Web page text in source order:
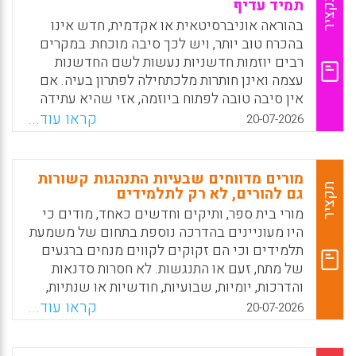
תקציר תמיד עדיף
בהוראה אוניברסיטאית או אקדמית, חדש אינו
בהכרח טוב יותר, ויש לכך סיבה מוכחת: במקרים
רבים יוזמות חדשניות נעשות לשם החדשנות
עצמה ואינן חותרות מלכתחילה לפתרון בעיה. אם
אין סיבה טובה לפתוח ביוזמה, אזי שהיא עתידה
לקטוע את שגרת העבודה לשווא, לגזול משאבים
ואף לבטל תהליכים אלטרנטיביים שיכלו (והיו
צריכים) לקרות. על רקע זה, המאמר מבהיר מהי
חדשנות בהוראה, כיצד רצוי ליישמה, ממה חשוב
להיזהר, מתי כדאי להימנע מחדשנות – ואיך
להתנהל כאשר מבזיק במוחכם רעיון חדשני?
20-07-2026 קראו עוד...
תקציר
מורים מדווחים שבעיות התנהגות קשורות
גם להורים, לא רק לתלמידים
מורי בית ספר, ותיקים וחדשים כאחד, מודים כי
היו מעוניינים בהדרכה נוספת בתחום של משמעת
תלמידים וכי הם זקוקים לקווים מנחים ברגעים
של מתח, זעם או התנגשות. לא חסרות סדנאות
והדרכות, יומיות, שבועיות, חודשיות או שנתיות,
בתחום של משמעת בהוראה וניתן לקיימן אחרי
הצהריים, בימי שישי, בחופש הגדול או בשנת
השבתון. שם, יכולים מורים לפתח מיומנויות של
20-07-2026 קראו עוד...